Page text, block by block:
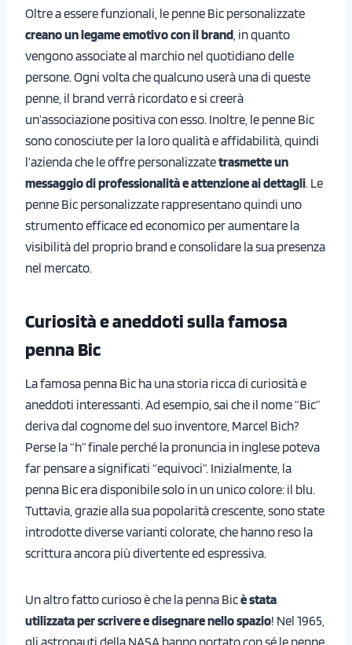
Oltre a essere funzionali, le penne Bic personalizzate
creano un legame emotivo con il brand , in quanto
vengono associate al marchio nel quotidiano delle
persone. Ogni volta che qualcuno userà una di queste
penne, il brand verrà ricordato e si creerà
un’associazione positiva con esso. Inoltre, le penne Bic
sono conosciute per la loro qualità e affidabilità, quindi
l’azienda che le offre personalizzatetrasmette un
messaggio di professionalità e attenzione ai dettagli. Le
penne Bic personalizzate rappresentano quindi uno
strumento efficace ed economico per aumentare la
visibilità del proprio brand e consolidare la sua presenza
nel mercato.
Curiosità e aneddoti sulla famosa
penna Bic
La famosa penna Bic ha una storia ricca di curiosità e
aneddoti interessanti. Ad esempio, sai che il nome “Bic”
deriva dal cognome del suo inventore, Marcel Bich?
Perse la “h” finale perché la pronuncia in inglese poteva
far pensare a significati “equivoci”. Inizialmente, la
penna Bic era disponibile solo in un unico colore: il blu.
Tuttavia, grazie alla sua popolarità crescente, sono state
introdotte diverse varianti colorate, che hanno reso la
scrittura ancora più divertente ed espressiva.
Un altro fatto curioso è che la penna Bicè stata
utilizzata per scrivere e disegnare nello spazio! Nel 1965,
gli astronauti della NASA hanno portato con sé le penne